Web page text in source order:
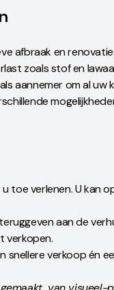
afbraak en
zoals stof en
aannemer om al
toe verlenen. U kan
aan de
verkopen.
snellere verkoop én